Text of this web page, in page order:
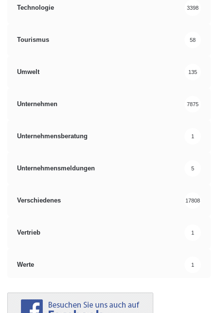
Technologie 3398
Tourismus 58
Umwelt 135
Unternehmen 7875
Unternehmensberatung 1
Unternehmensmeldungen 5
Verschiedenes 17808
Vertrieb 1
Werte 1